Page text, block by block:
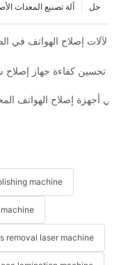
حل آلة تصنيع المعدات
تحسين سير عمل إصلاح
لآلات إصلاح الهواتف في
اختيار
استخدامات أجهزة
في أجهزة إصلاح الهواتف
machine
removal laser machine